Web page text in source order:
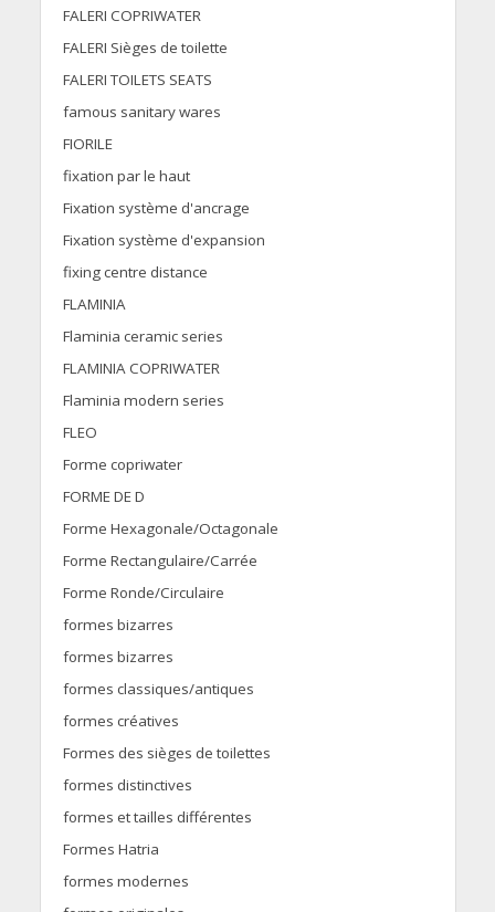
FALERI COPRIWATER
FALERI Sièges de toilette
FALERI TOILETS SEATS
famous sanitary wares
FIORILE
fixation par le haut
Fixation système d'ancrage
Fixation système d'expansion
fixing centre distance
FLAMINIA
Flaminia ceramic series
FLAMINIA COPRIWATER
Flaminia modern series
FLEO
Forme copriwater
FORME DE D
Forme Hexagonale/Octagonale
Forme Rectangulaire/Carrée
Forme Ronde/Circulaire
formes bizarres
formes bizarres
formes classiques/antiques
formes créatives
Formes des sièges de toilettes
formes distinctives
formes et tailles différentes
Formes Hatria
formes modernes